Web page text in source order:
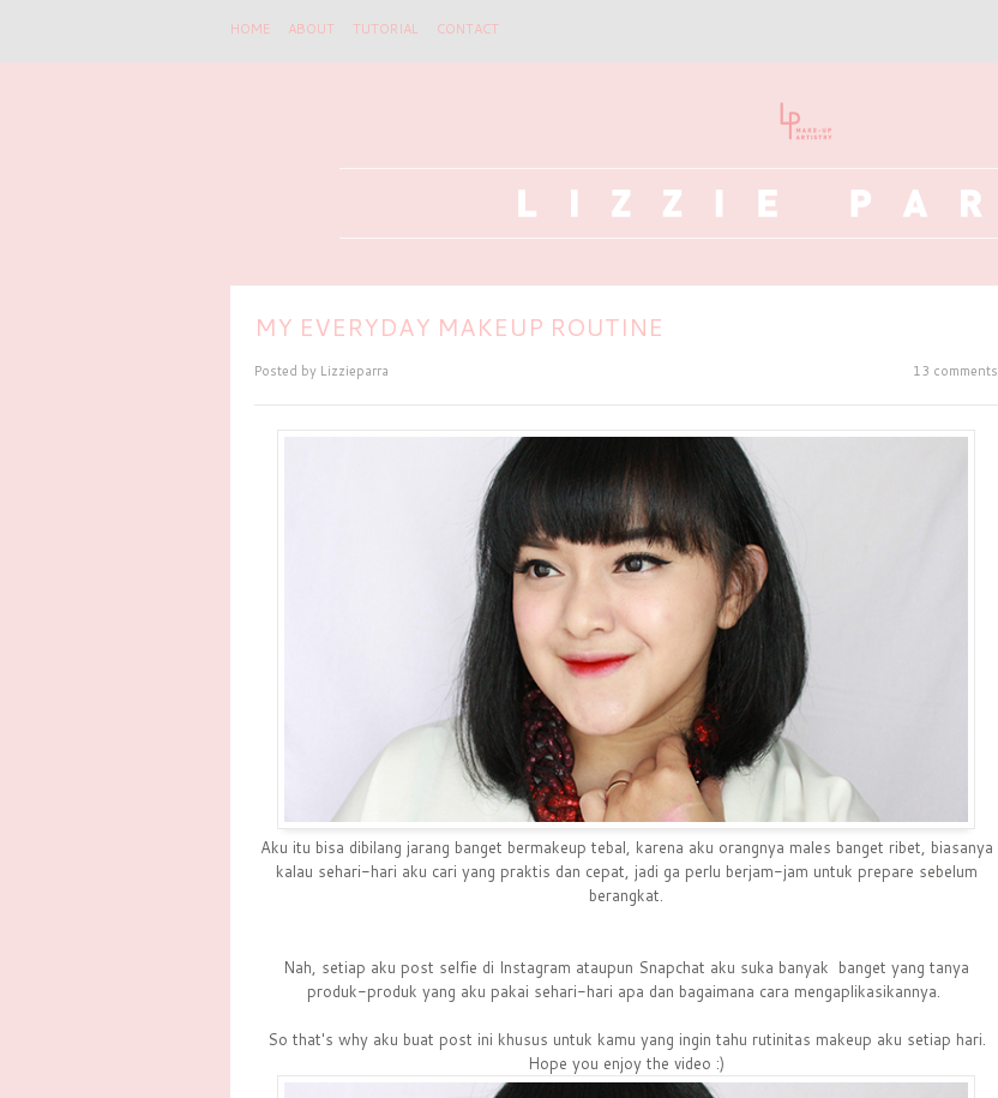
HOME ABOUT TUTORIAL CONTACT
MY EVERYDAY MAKEUP ROUTINE
Posted by Lizzieparra 13 comments
Aku itu bisa dibilang jarang banget bermakeup tebal, karena aku orangnya males banget ribet, biasanya
kalau sehari-hari aku cari yang praktis dan cepat, jadi ga perlu berjam-jam untuk prepare sebelum
berangkat.
Nah, setiap aku post selfie di Instagram ataupun Snapchat aku suka banyak banget yang tanya
produk-produk yang aku pakai sehari-hari apa dan bagaimana cara mengaplikasikannya.
So that's why aku buat post ini khusus untuk kamu yang ingin tahu rutinitas makeup aku setiap hari.
Hope you enjoy the video :)